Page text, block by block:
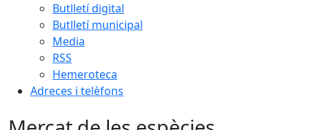
Butlletí digital
Butlletí municipal
Media
RSS
Hemeroteca
Adreces i telèfons